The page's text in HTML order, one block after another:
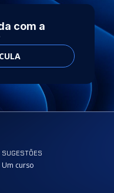
com a
SUGESTÕES
Um curso